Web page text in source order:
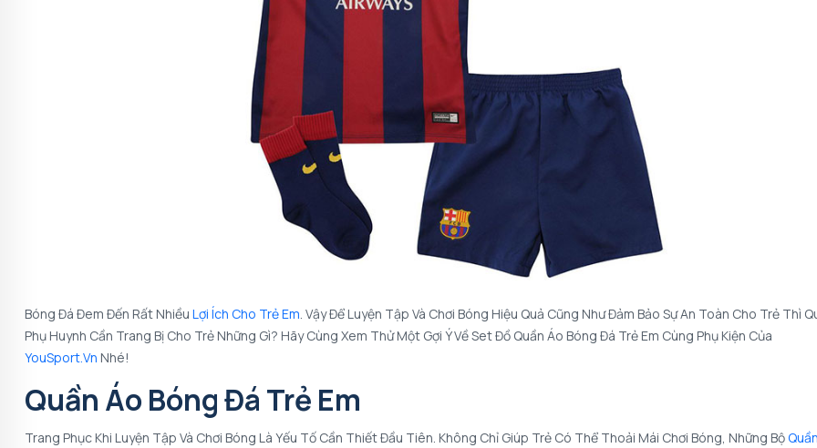
Bóng Đá Đem Đến Rất Nhiều Lợi Ích Cho Trẻ Em. Vậy Để Luyện Tập Và Chơi Bóng Hiệu Quả Cũng Như Đảm Bảo Sự An Toàn Cho Trẻ Thì
Phụ Huynh Cần Trang Bị Cho Trẻ Những Gì? Hãy Cùng Xem Thử Một Gợi Ý Về Set Đồ Quần Áo Bóng Đá Trẻ Em Cùng Phụ Kiện Của
YouSport.vn Nhé!
Quần Áo Bóng Đá Trẻ Em
Trang Phục Khi Luyện Tập Và Chơi Bóng Là Yếu Tố Cần Thiết Đầu Tiên. Không Chỉ Giúp Trẻ Có Thể Thoải Mái Chơi Bóng, Những Bộ